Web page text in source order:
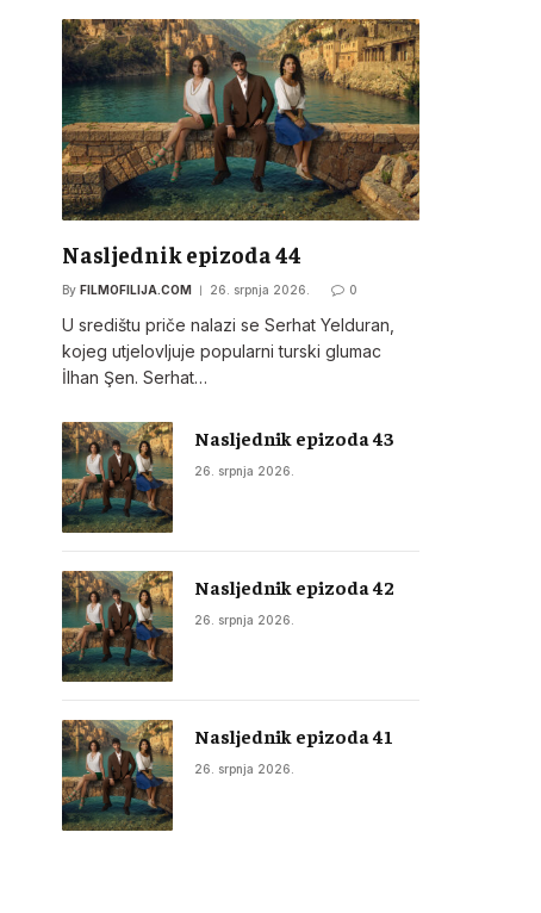
Nasljednik epizoda 44
By FILMOFILIJA.COM 26. srpnja 2026. 0
U središtu priče nalazi se Serhat Yelduran,
kojeg utjelovljuje popularni turski glumac
İlhan Şen. Serhat…
Nasljednik epizoda 43
26. srpnja 2026.
Nasljednik epizoda 42
26. srpnja 2026.
Nasljednik epizoda 41
26. srpnja 2026.